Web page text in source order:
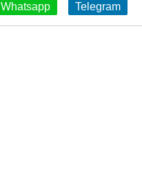
Whatsapp Telegram